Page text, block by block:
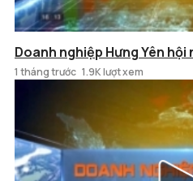
Doanh nghiệp Hưng Yên
1 tháng trước 1.9K lượt xem